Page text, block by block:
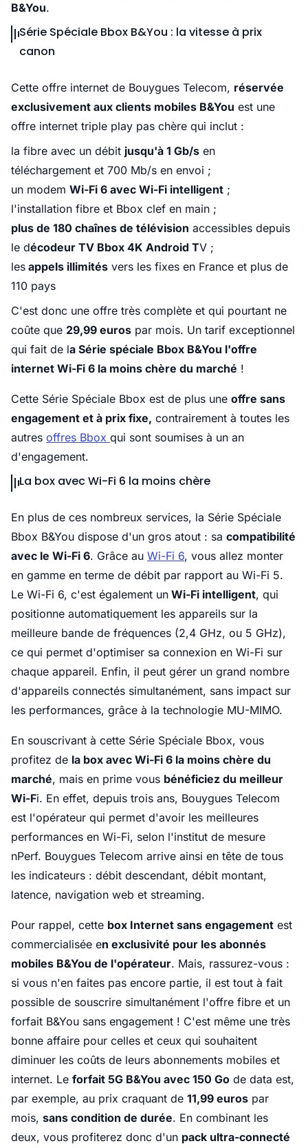
B&You.
Série Spéciale Bbox B&You : la vitesse à prix
canon
Cette offre internet de Bouygues Telecom, réservée
exclusivement aux clients mobiles B&You est une
offre internet triple play pas chère qui inclut :
la fibre avec un débit jusqu'à 1 Gb/s en
téléchargement et 700 Mb/s en envoi ;
un modem Wi-Fi 6 avec Wi-Fi intelligent ;
l'installation fibre et Bbox clef en main ;
plus de 180 chaînes de télévision accessibles depuis
le décodeur TV Bbox 4K Android TV ;
les appels illimités vers les fixes en France et plus de
110 pays
C'est donc une offre très complète et qui pourtant ne
coûte que 29,99 euros par mois. Un tarif exceptionnel
qui fait de la Série spéciale Bbox B&You l'offre
internet Wi-Fi 6 la moins chère du marché !
Cette Série Spéciale Bbox est de plus une offre sans
engagement et à prix fixe, contrairement à toutes les
autres offres Bbox qui sont soumises à un an
d'engagement.
La box avec Wi-Fi 6 la moins chère
En plus de ces nombreux services, la Série Spéciale
Bbox B&You dispose d'un gros atout : sa compatibilité
avec le Wi-Fi 6. Grâce au Wi-Fi 6, vous allez monter
en gamme en terme de débit par rapport au Wi-Fi 5.
Le Wi-Fi 6, c'est également un Wi-Fi intelligent, qui
positionne automatiquement les appareils sur la
meilleure bande de fréquences (2,4 GHz, ou 5 GHz),
ce qui permet d'optimiser sa connexion en Wi-Fi sur
chaque appareil. Enfin, il peut gérer un grand nombre
d'appareils connectés simultanément, sans impact sur
les performances, grâce à la technologie MU-MIMO.
En souscrivant à cette Série Spéciale Bbox, vous
profitez de la box avec Wi-Fi 6 la moins chère du
marché, mais en prime vous bénéficiez du meilleur
Wi-Fi. En effet, depuis trois ans, Bouygues Telecom
est l'opérateur qui permet d'avoir les meilleures
performances en Wi-Fi, selon l'institut de mesure
nPerf. Bouygues Telecom arrive ainsi en tête de tous
les indicateurs : débit descendant, débit montant,
latence, navigation web et streaming.
Pour rappel, cette box Internet sans engagement est
commercialisée en exclusivité pour les abonnés
mobiles B&You de l'opérateur. Mais, rassurez-vous :
si vous n'en faites pas encore partie, il est tout à fait
possible de souscrire simultanément l'offre fibre et un
forfait B&You sans engagement ! C'est même une très
bonne affaire pour celles et ceux qui souhaitent
diminuer les coûts de leurs abonnements mobiles et
internet. Le forfait 5G B&You avec 150 Go de data est,
par exemple, au prix craquant de 11,99 euros par
mois, sans condition de durée. En combinant les
deux, vous profiterez donc d'un pack ultra-connecté